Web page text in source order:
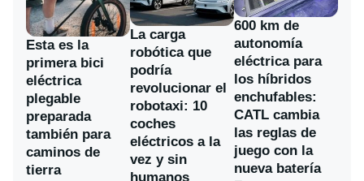
Esta es la
primera bici
eléctrica
plegable
preparada
también para
caminos de
tierra
La carga
robótica que
podría
revolucionar el
robotaxi: 10
coches
eléctricos a la
vez y sin
humanos
600 km de
autonomía
eléctrica para
los híbridos
enchufables:
CATL cambia
las reglas de
juego con la
nueva batería